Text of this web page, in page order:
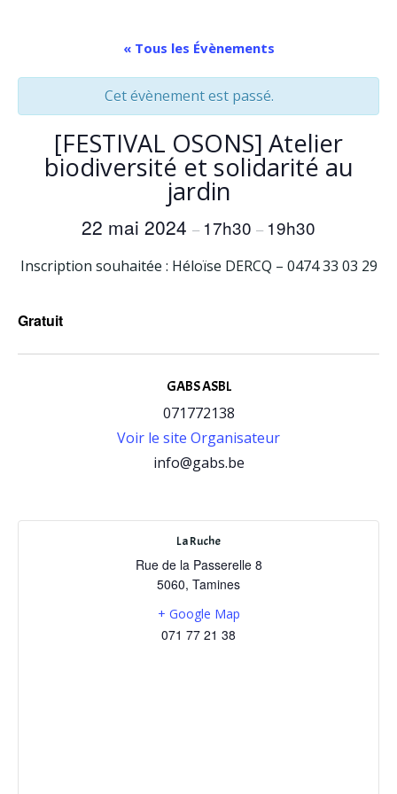
contenu
« Tous les Évènements
Cet évènement est passé.
[FESTIVAL OSONS] Atelier
biodiversité et solidarité au
jardin
22 mai 2024 – 17h30 – 19h30
Inscription souhaitée : Héloïse DERCQ – 0474 33 03 29
Gratuit
GABS ASBL
071772138
Voir le site Organisateur
info@gabs.be
La Ruche
Rue de la Passerelle 8
5060, Tamines
+ Google Map
071 77 21 38